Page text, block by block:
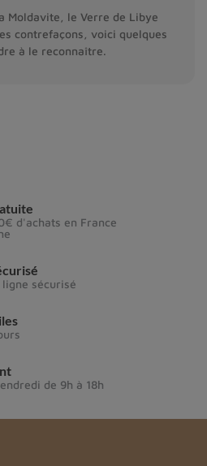
Moldavite, le Verre de Libye
contrefaçons, voici quelques
à le reconnaître.
d'achats en France
sécurisé
de 9h à 18h